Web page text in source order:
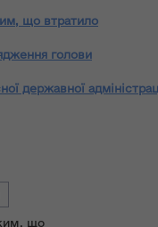
що втратило
голови
державної
що